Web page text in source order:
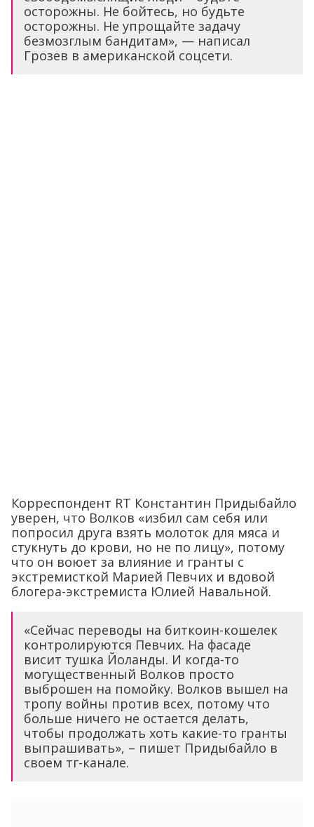
осторожны. Не бойтесь, но будьте
осторожны. Не упрощайте задачу
безмозглым бандитам», — написал
Грозев в американской соцсети.
Корреспондент RT Константин Придыбайло
уверен, что Волков «избил сам себя или
попросил друга взять молоток для мяса и
стукнуть до крови, но не по лицу», потому
что он воюет за влияние и гранты с
экстремисткой Марией Певчих и вдовой
блогера-экстремиста Юлией Навальной.
«Сейчас переводы на биткоин-кошелек
контролируются Певчих. На фасаде
висит тушка Йоланды. И когда-то
могущественный Волков просто
выброшен на помойку. Волков вышел на
тропу войны против всех, потому что
больше ничего не остается делать,
чтобы продолжать хоть какие-то гранты
выпрашивать», – пишет Придыбайло в
своем тг-канале.